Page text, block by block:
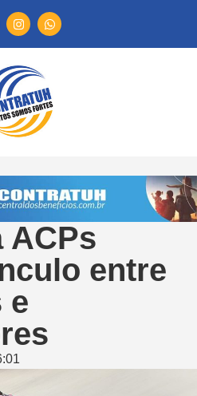
ACPs
entre
e